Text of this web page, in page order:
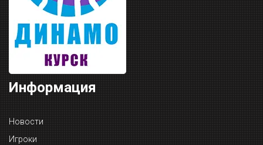
Информация
Новости
Игроки